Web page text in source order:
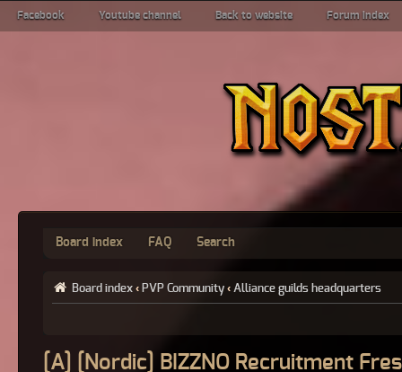
Facebook Youtube channel Back to website Forum index
Board index FAQ Search
Board index ‹ PVP Community ‹ Alliance guilds headquarters
[A] [Nordic] BIZZNO Recruitment